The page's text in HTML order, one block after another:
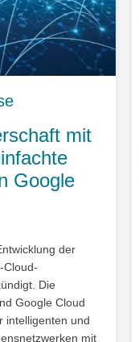
mit
Google
der
Cloud-
Die
Google Cloud
intelligenten und
mit